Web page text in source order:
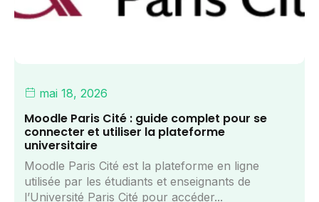
mai 18, 2026
Moodle Paris Cité : guide complet pour se
connecter et utiliser la plateforme
universitaire
Moodle Paris Cité est la plateforme en ligne
utilisée par les étudiants et enseignants de
l’Université Paris Cité pour accéder...